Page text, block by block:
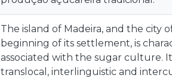
The island of Madeira, and the city
beginning of its settlement, is
associated with the sugar culture.
translocal, interlinguistic and